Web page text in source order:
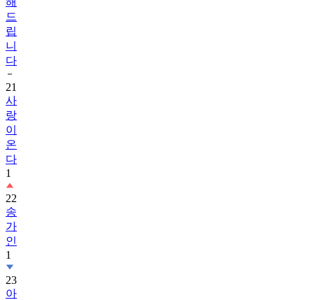
드
립
니
다
21
사
랑
이
온
다
1
22
송
가
인
1
23
아